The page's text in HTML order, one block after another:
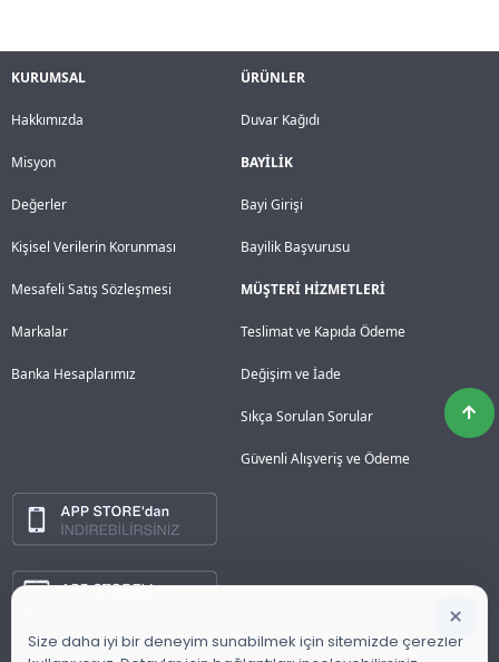
KURUMSAL
Hakkımızda
Misyon
Değerler
Kişisel Verilerin Korunması
Mesafeli Satış Sözleşmesi
Markalar
Banka Hesaplarımız
ÜRÜNLER
Duvar Kağıdı
BAYİLİK
Bayi Girişi
Bayilik Başvurusu
MÜŞTERİ HİZMETLERİ
Teslimat ve Kapıda Ödeme
Değişim ve İade
Sıkça Sorulan Sorular
Güvenli Alışveriş ve Ödeme
Size daha iyi bir deneyim sunabilmek için sitemizde çerezler
×